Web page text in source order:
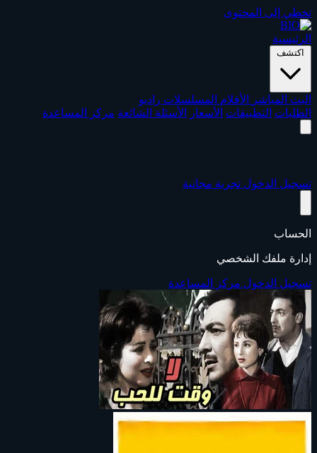
تخطي إلى المحتوى
الرئيسية
اكتشف
البث المباشر الأفلام المسلسلات راديو
الطلبات التطبيقات الأسعار الأسئلة الشائعة مركز المساعدة
تسجيل الدخول تجربة مجانية
الحساب
إدارة ملفك الشخصي
تسجيل الدخول مركز المساعدة